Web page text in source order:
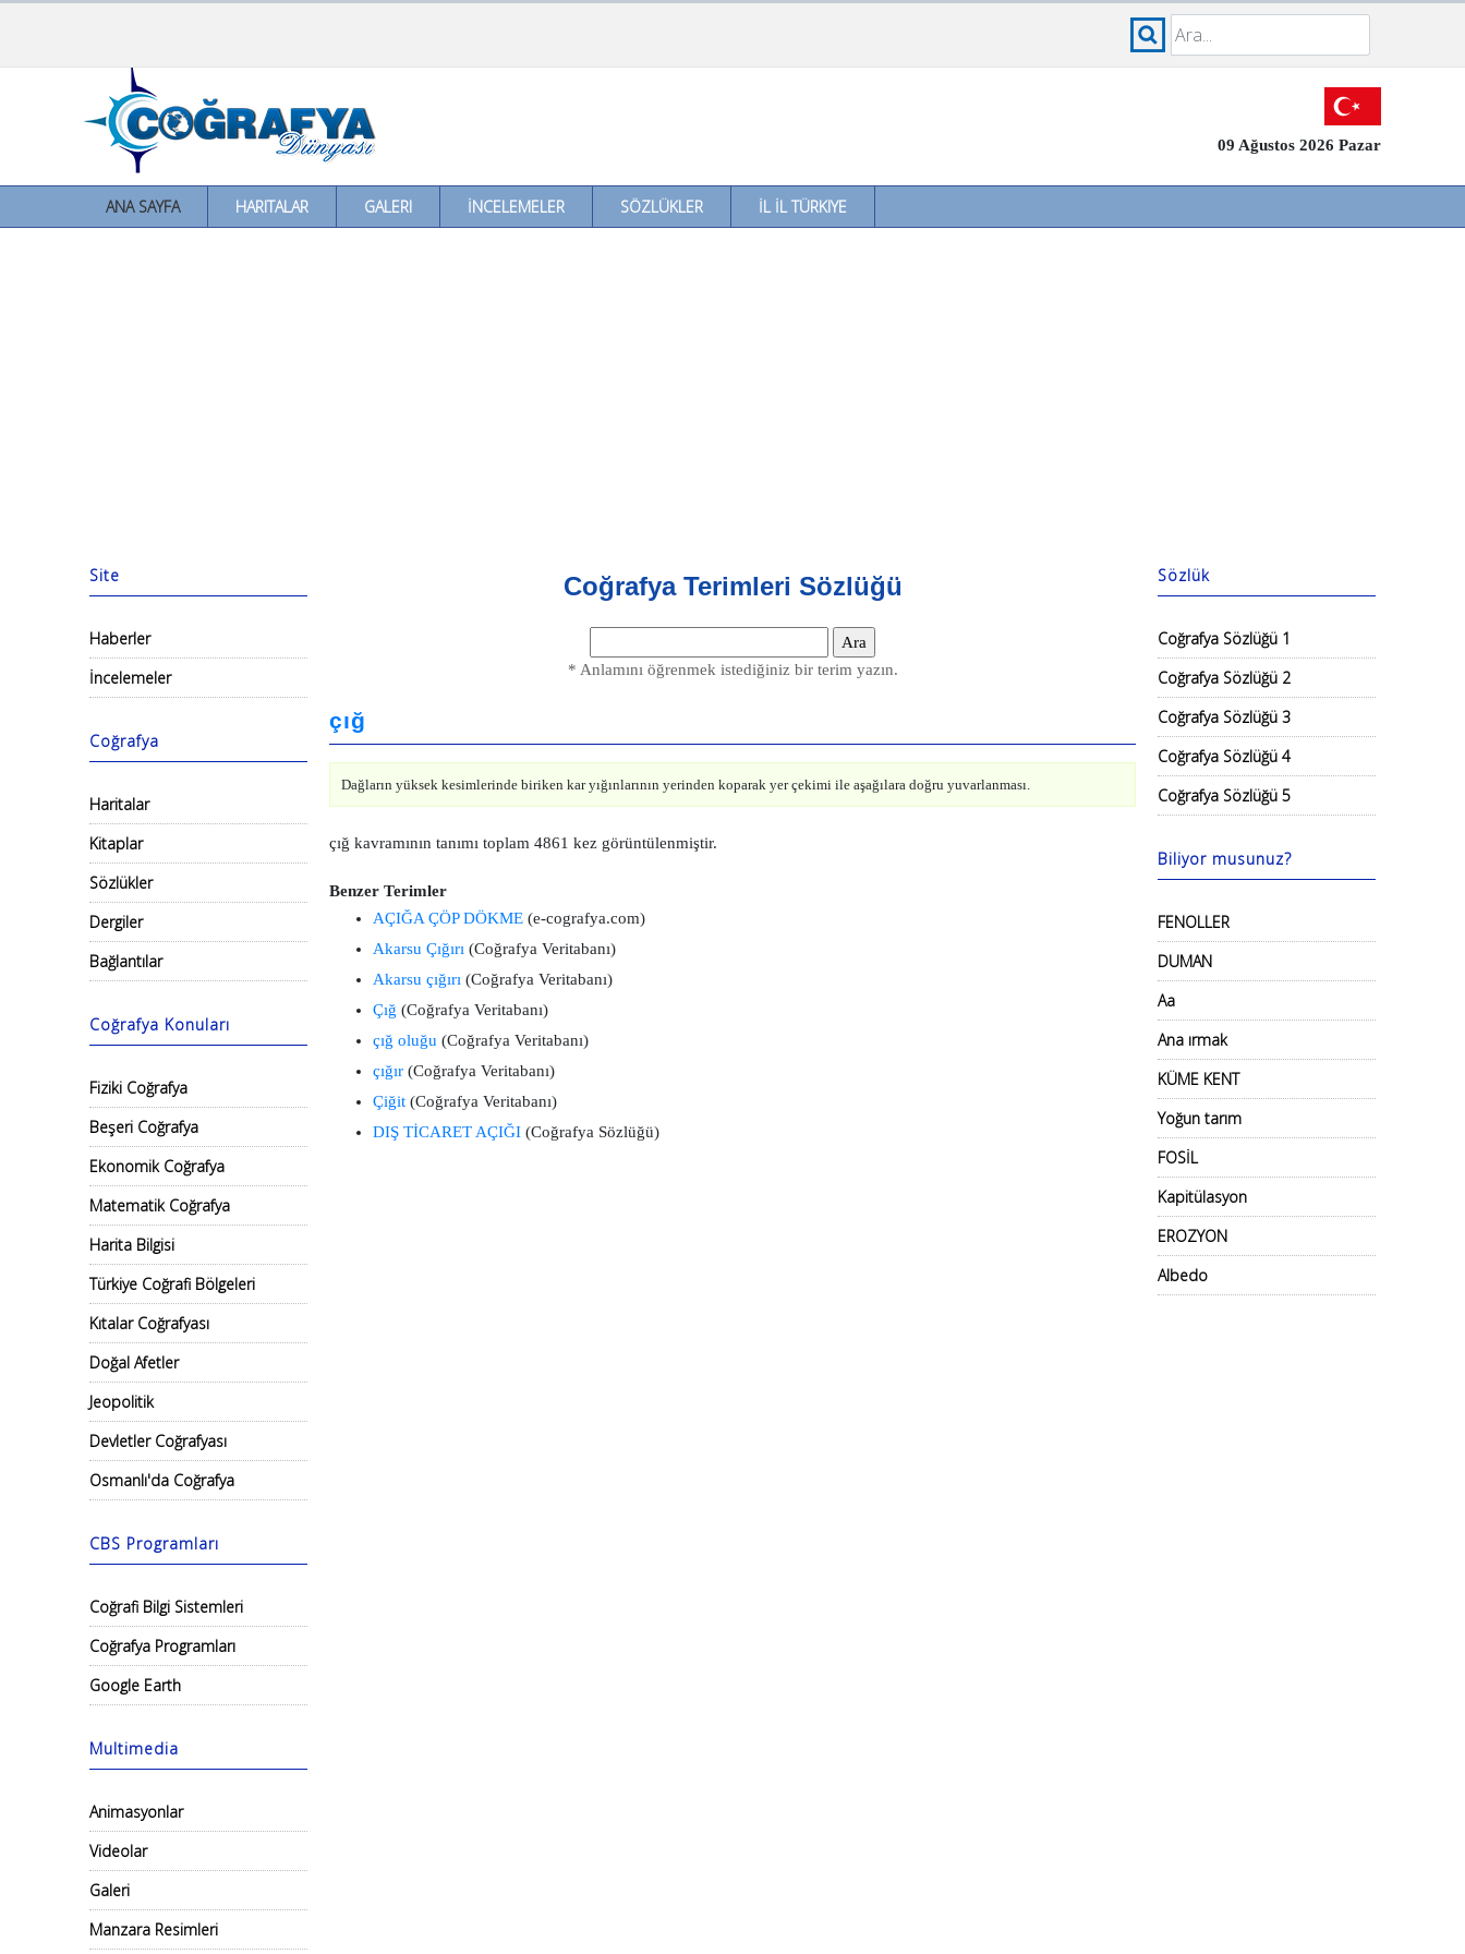
09 Ağustos 2026 Pazar
ANA SAYFA HARITALAR GALERI İNCELEMELER SÖZLÜKLER İL İL TÜRKIYE
Site
Haberler
İncelemeler
Coğrafya
Haritalar
Kitaplar
Sözlükler
Dergiler
Bağlantılar
Coğrafya Konuları
Fiziki Coğrafya
Beşeri Coğrafya
Ekonomik Coğrafya
Matematik Coğrafya
Harita Bilgisi
Türkiye Coğrafi Bölgeleri
Kıtalar Coğrafyası
Doğal Afetler
Jeopolitik
Devletler Coğrafyası
Osmanlı'da Coğrafya
CBS Programları
Coğrafi Bilgi Sistemleri
Coğrafya Programları
Google Earth
Multimedia
Animasyonlar
Videolar
Galeri
Manzara Resimleri
Coğrafya Terimleri Sözlüğü
* Anlamını öğrenmek istediğiniz bir terim yazın.
çığ
Dağların yüksek kesimlerinde biriken kar yığınlarının yerinden koparak yer çekimi ile aşağılara doğru yuvarlanması.
çığ kavramının tanımı toplam 4861 kez görüntülenmiştir.
Benzer Terimler
AÇIĞA ÇÖP DÖKME (e-cografya.com)
Akarsu Çığırı (Coğrafya Veritabanı)
Akarsu çığırı (Coğrafya Veritabanı)
Çığ (Coğrafya Veritabanı)
çığ oluğu (Coğrafya Veritabanı)
çığır (Coğrafya Veritabanı)
Çiğit (Coğrafya Veritabanı)
DIŞ TİCARET AÇIĞI (Coğrafya Sözlüğü)
Sözlük
Coğrafya Sözlüğü 1
Coğrafya Sözlüğü 2
Coğrafya Sözlüğü 3
Coğrafya Sözlüğü 4
Coğrafya Sözlüğü 5
Biliyor musunuz?
FENOLLER
DUMAN
Aa
Ana ırmak
KÜME KENT
Yoğun tarım
FOSİL
Kapitülasyon
EROZYON
Albedo